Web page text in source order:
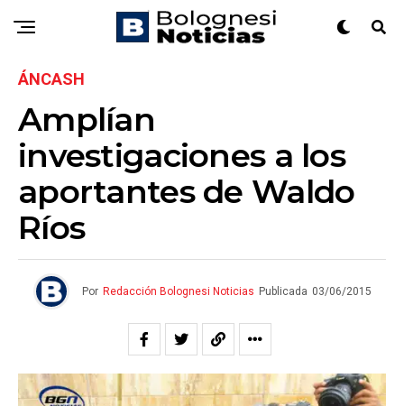
ÁNCASH
Amplían
investigaciones a los
aportantes de Waldo
Ríos
Por Redacción Bolognesi Noticias Publicada 03/06/2015